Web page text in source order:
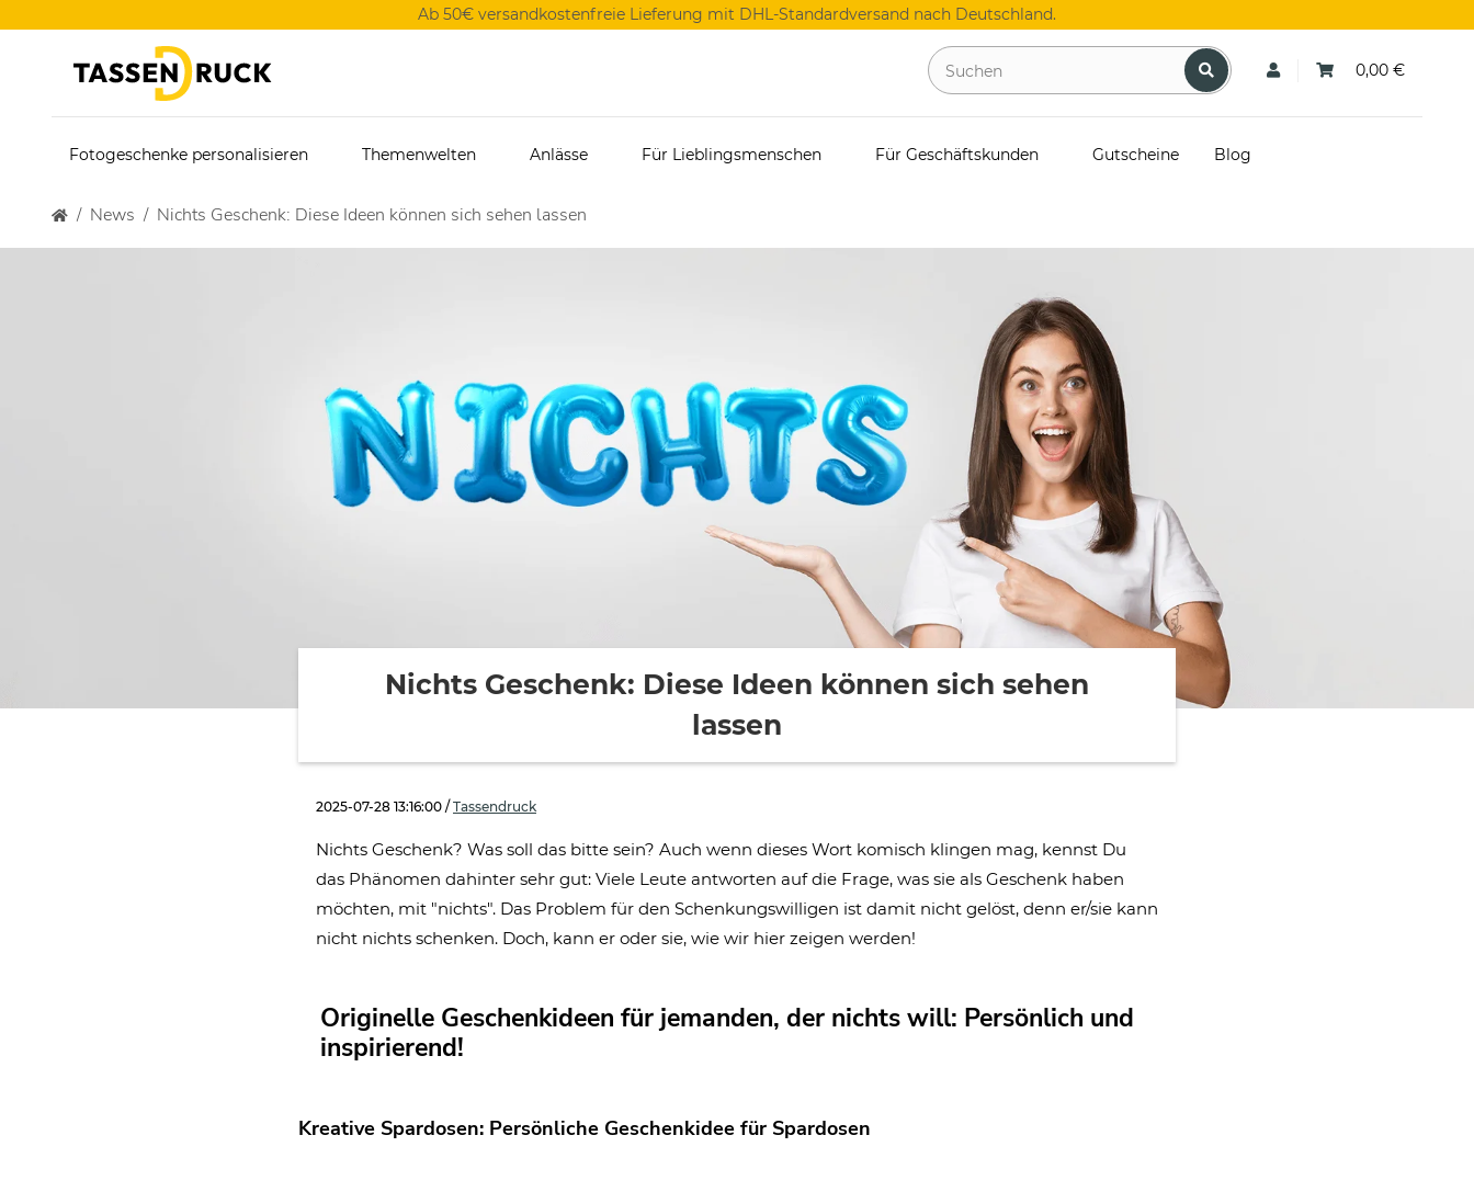
Ab 50€ versandkostenfreie Lieferung mit DHL-Standardversand nach Deutschland.
0,00 €
Fotogeschenke personalisieren Themenwelten Anlässe Für Lieblingsmenschen Für Geschäftskunden Gutscheine Blog
News Nichts Geschenk: Diese Ideen können sich sehen lassen
Nichts Geschenk: Diese Ideen können sich sehen
lassen
2025-07-28 13:16:00 / Tassendruck
Nichts Geschenk? Was soll das bitte sein? Auch wenn dieses Wort komisch klingen mag, kennst Du
das Phänomen dahinter sehr gut: Viele Leute antworten auf die Frage, was sie als Geschenk haben
möchten, mit "nichts". Das Problem für den Schenkungswilligen ist damit nicht gelöst, denn er/sie kann
nicht nichts schenken. Doch, kann er oder sie, wie wir hier zeigen werden!
Originelle Geschenkideen für jemanden, der nichts will: Persönlich und
inspirierend!
Kreative Spardosen: Persönliche Geschenkidee für Spardosen